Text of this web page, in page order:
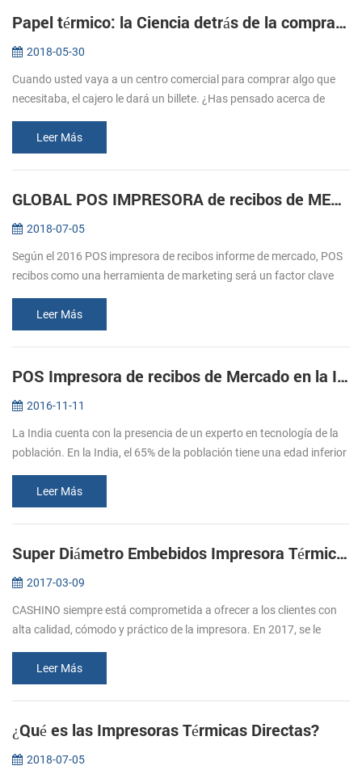
Papel térmico: la Ciencia detrás de la compra de entradas
2018-05-30
Cuando usted vaya a un centro comercial para comprar algo que
necesitaba, el cajero le dará un billete. ¿Has pensado acerca de
impresión, e...
Leer Más
GLOBAL POS IMPRESORA de recibos de MERCADO durante previsión 2016-2020
2018-07-05
Según el 2016 POS impresora de recibos informe de mercado, POS
recibos como una herramienta de marketing será un factor clave
hostelería sec...
Leer Más
POS Impresora de recibos de Mercado en la India
2016-11-11
La India cuenta con la presencia de un experto en tecnología de la
población. En la India, el 65% de la población tiene una edad inferior
Leer Más
Super Diámetro Embebidos Impresora Térmica De Apoyo De La Caja De Efectivo
2017-03-09
CASHINO siempre está comprometida a ofrecer a los clientes con
alta calidad, cómodo y práctico de la impresora. En 2017, se le
atención a ...
Leer Más
¿Qué es las Impresoras Térmicas Directas?
2018-07-05